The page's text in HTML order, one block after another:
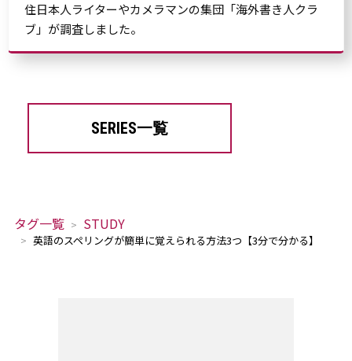
住日本人ライターやカメラマンの集団「海外書き人クラ
ブ」が調査しました。
SERIES一覧
タグ一覧 STUDY
英語のスペリングが簡単に覚えられる方法3つ【3分で分かる】